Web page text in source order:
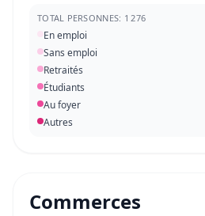
TOTAL PERSONNES: 1 276
En emploi
Sans emploi
Retraités
Étudiants
Au foyer
Autres
Commerces